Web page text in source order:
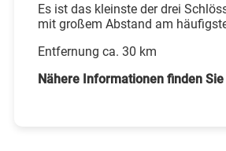
Es ist das kleinste der drei
mit großem Abstand am
Entfernung ca. 30 km
Nähere Informationen finden Sie